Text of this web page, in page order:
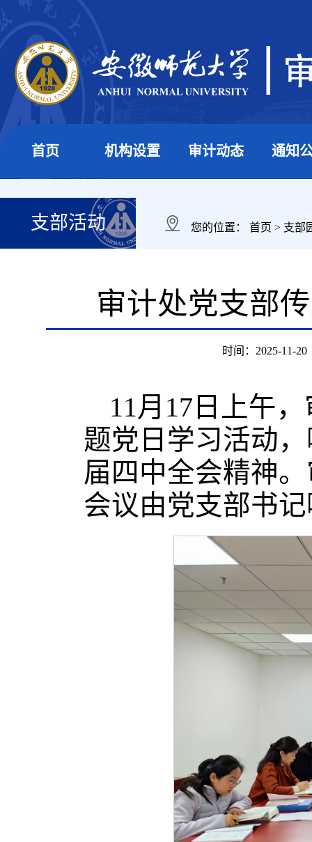
首页 机构设置 审计动态 通知
支部活动 您的位置： 首页 > 支部
审计处党支部
时间：2025-11-20
11月17日上午
题党日学习活动
届四中全会精神
会议由党支部书